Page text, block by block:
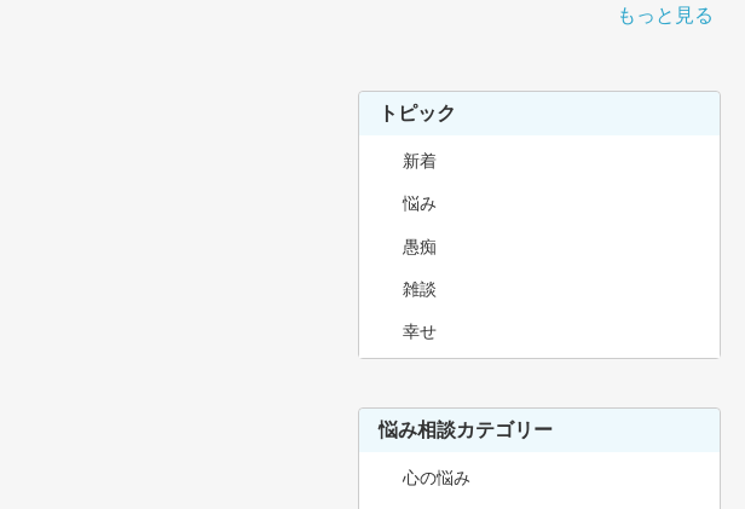
もっと見る
トピック
新着
悩み
愚痴
雑談
幸せ
悩み相談カテゴリー
心の悩み